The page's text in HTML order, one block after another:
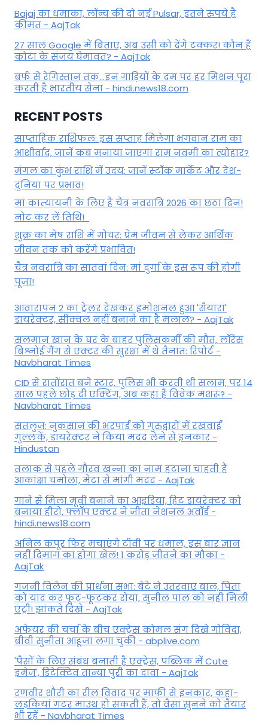
Bajaj का धमाका, लॉन्च की दो नई Pulsar, इतने रुपये है
कीमत - AajTak
27 साल Google में बिताए, अब उसी को देंगे टक्कर! कौन हैं
कोटा के संजय घेमावत? - AajTak
बर्फ से रेगिस्तान तक...इन गाड़ियों के दम पर हर मिशन पूरा
करती है भारतीय सेना - hindi.news18.com
RECENT POSTS
साप्ताहिक राशिफल: इस सप्ताह मिलेगा भगवान राम का
आशीर्वाद, जानें कब मनाया जाएगा राम नवमी का त्योहार?
मंगल का कुंभ राशि में उदय: जानें स्‍टॉक मार्केट और देश-
दुनिया पर प्रभाव!
मां कात्‍यायनी के लिए है चैत्र नवरात्रि 2026 का छठा दिन!
नोट कर लें तिथि!
शुक्र का मेष राशि में गोचर: प्रेम जीवन से लेकर आर्थिक
जीवन तक को करेंगे प्रभावित!
चैत्र नवरात्रि का सातवां दिन: मां दुर्गा के इस रूप की होगी
पूजा!
आवारापन 2 का ट्रेलर देखकर इमोशनल हुआ 'सैयारा'
डायरेक्टर, सीक्वल नहीं बनाने का है मलाल? - AajTak
सलमान खान के घर के बाहर पुलिसकर्मी की मौत, लॉरेंस
बिश्नोई गैंग से एक्टर की सुरक्षा में थे तैनात: रिपोर्ट -
Navbharat Times
CID से रातोंरात बने स्टार, पुलिस भी करती थी सलाम, पर 14
साल पहले छोड़ दी एक्टिंग, अब कहां हैं विवेक मशरू? -
Navbharat Times
सतलुज: नुकसान की भरपाई को गुरुद्वारों में रखवाईं
गुल्लकें, डायरेक्टर ने किया मदद लेने से इनकार -
Hindustan
तलाक से पहले गौरव खन्ना का नाम हटाना चाहती हैं
आकांक्षा चमोला, मेटा से मांगी मदद - AajTak
गाने से मिला मूवी बनाने का आइडिया, हिट डायरेक्टर को
बनाया हीरो, फ्लॉप एक्टर ने जीता नेशनल अवॉर्ड -
hindi.news18.com
अनिल कपूर फिर मचाएंगे टीवी पर धमाल, इस बार ज्ञान
नहीं दिमाग का होगा खेल! 1 करोड़ जीतने का मौका -
AajTak
गजनी विलेन की प्रार्थना सभा: बेटे ने उतरवाए बाल, पिता
को याद कर फूट-फूटकर रोया, सुनील पाल को नही मिली
एंट्री! झांकते दिखे - AajTak
अफेयर की चर्चा के बीच एक्ट्रेस कोमल संग दिखे गोविंदा,
बीवी सुनीता आहूजा लगा चुकी - abplive.com
'पैसों के लिए संबंध बनाती है एक्ट्रेस, पब्लिक में Cute
इमेज', डिटेक्टिव तान्या पुरी का दावा - AajTak
रणवीर शौरी का रील विवाद पर माफी से इनकार, कहा-
लड़कियां गटर माउथ हो सकती हैं, तो वैसा सुनने को तैयार
भी रहें - Navbharat Times